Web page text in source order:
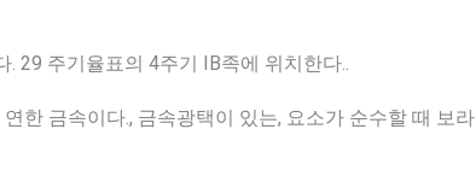
29 주기율표의 4주기 IB족에 위치한다..
한 금속이다., 금속광택이 있는, 요소가 순수할 때 보라